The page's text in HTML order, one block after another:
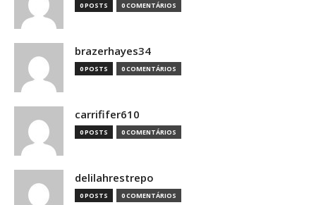
0 POSTS 0 COMENTÁRIOS
brazerhayes34
0 POSTS 0 COMENTÁRIOS
carrififer610
0 POSTS 0 COMENTÁRIOS
delilahrestrepo
0 POSTS 0 COMENTÁRIOS